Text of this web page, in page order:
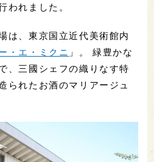
われました。
は、東京国立近代美術館内
・エ・ミクニ 」。 緑豊かな
、三國シェフの織りなす特
られたお酒のマリアージュ